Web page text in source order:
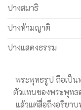
ปางสมาธิ
ปางห้ามญาติ
ปางแสดงธรรม
พระพุทธรูป ถือเป็น
ตัวแทนของพระพุทธ
แล้วแต่สื่อถึงอริยา